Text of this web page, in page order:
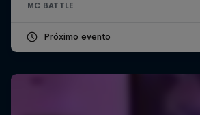
MC BATTLE
Próximo evento